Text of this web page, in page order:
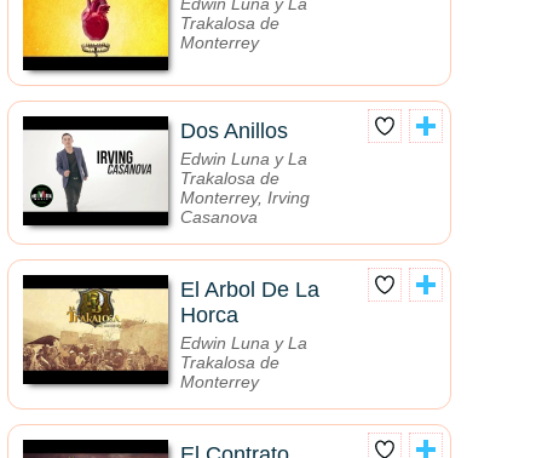
Edwin Luna y La
Trakalosa de
Monterrey
Dos Anillos
Edwin Luna y La
Trakalosa de
Monterrey, Irving
Casanova
El Arbol De La
Horca
Edwin Luna y La
Trakalosa de
Monterrey